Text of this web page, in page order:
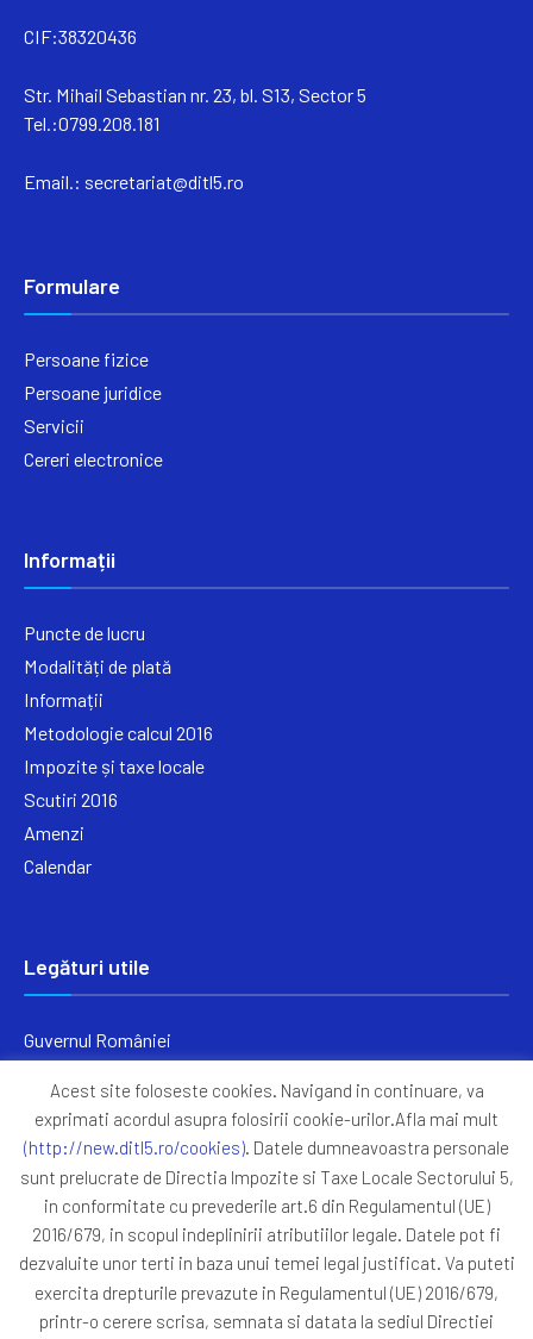
CIF:38320436
Str. Mihail Sebastian nr. 23, bl. S13, Sector 5
Tel.:0799.208.181
Email.: secretariat@ditl5.ro
Formulare
Persoane fizice
Persoane juridice
Servicii
Cereri electronice
Informații
Puncte de lucru
Modalități de plată
Informații
Metodologie calcul 2016
Impozite și taxe locale
Scutiri 2016
Amenzi
Calendar
Legături utile
Guvernul României
Primăria Sectorul 5
ANAF
Protocoale
GDPR
Harta Site
Acest site foloseste cookies. Navigand in continuare, va
exprimati acordul asupra folosirii cookie-urilor.Afla mai mult
(http://new.ditl5.ro/cookies). Datele dumneavoastra personale
sunt prelucrate de Directia Impozite si Taxe Locale Sectorului 5,
in conformitate cu prevederile art.6 din Regulamentul (UE)
2016/679, in scopul indeplinirii atributiilor legale. Datele pot fi
dezvaluite unor terti in baza unui temei legal justificat. Va puteti
exercita drepturile prevazute in Regulamentul (UE) 2016/679,
printr-o cerere scrisa, semnata si datata la sediul Directiei